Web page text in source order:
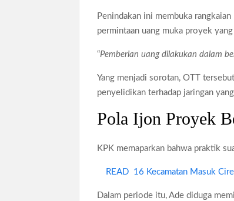
Penindakan ini membuka
permintaan uang muka proyek
“Pemberian uang dilakukan dalam
Yang menjadi sorotan, OTT
penyelidikan terhadap jaringan
Pola Ijon Proyek
KPK memaparkan bahwa praktik
READ 16 Kecamatan Masuk
Dalam periode itu, Ade diduga